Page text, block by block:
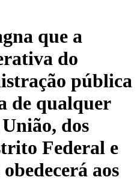
que a
do
pública
de qualquer
dos
Federal e
aos